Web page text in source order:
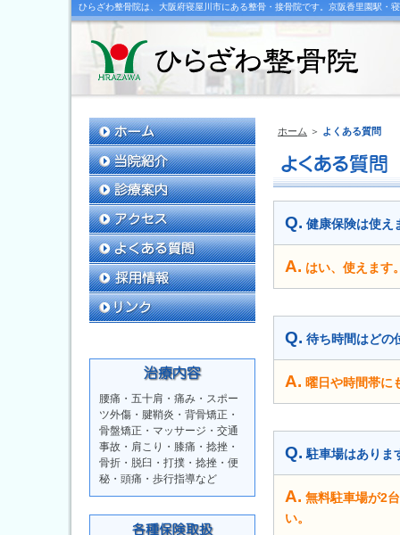
ひらざわ整骨院は、大阪府寝屋川市にある整骨・接骨院です。京阪香里園駅・
ホーム ＞ よくある質問
Q. 健康保険は使え
A. はい、使えます
Q. 待ち時間はどの
A. 曜日や時間帯に
Q. 駐車場はありま
A. 無料駐車場が2
い。
腰痛・五十肩・痛み・スポー
ツ外傷・腱鞘炎・背骨矯正・
骨盤矯正・マッサージ・交通
事故・肩こり・膝痛・捻挫・
骨折・脱臼・打撲・捻挫・便
秘・頭痛・歩行指導など